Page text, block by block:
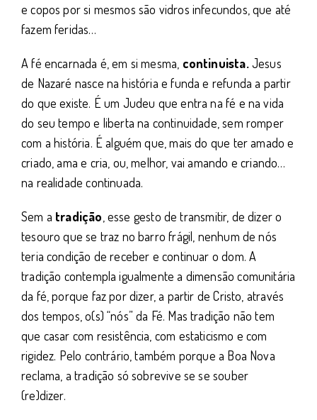
e copos por si mesmos são vidros infecundos, que até
fazem feridas…
A fé encarnada é, em si mesma, continuista.Jesus
de Nazaré nasce na história e funda e refunda a partir
do que existe. É um Judeu que entra na fé e na vida
do seu tempo e liberta na continuidade, sem romper
com a história. É alguém que, mais do que ter amado e
criado, ama e cria, ou, melhor, vai amando e criando…
na realidade continuada.
Sem a tradição , esse gesto de transmitir, de dizer o
tesouro que se traz no barro frágil, nenhum de nós
teria condição de receber e continuar o dom. A
tradição contempla igualmente a dimensão comunitária
da fé, porque faz por dizer, a partir de Cristo, através
dos tempos, o(s) “nós” da Fé. Mas tradição não tem
que casar com resistência, com estaticismo e com
rigidez. Pelo contrário, também porque a Boa Nova
reclama, a tradição só sobrevive se se souber
(re)dizer.